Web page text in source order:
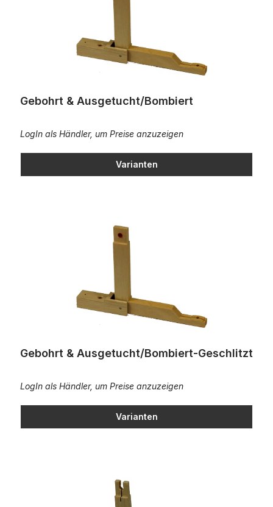
Gebohrt & Ausgetucht/Bombiert
LogIn als Händler, um Preise anzuzeigen
Varianten
Gebohrt & Ausgetucht/Bombiert-Geschlitzt
LogIn als Händler, um Preise anzuzeigen
Varianten